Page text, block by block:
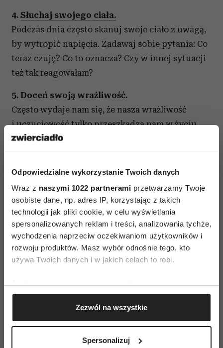
Odpowiedzialne wykorzystanie Twoich danych
Wraz z naszymi 1022 partnerami przetwarzamy Twoje
osobiste dane, np. adres IP, korzystając z takich
technologii jak pliki cookie, w celu wyświetlania
spersonalizowanych reklam i treści, analizowania tychże,
wychodzenia naprzeciw oczekiwaniom użytkowników i
rozwoju produktów. Masz wybór odnośnie tego, kto
używa Twoich danych i w jakich celach to robi.
Jeśli wyrazisz na to zgodę, chcielibyśmy również:
Gromadzić dane dotyczące Twojej lokalizacji
geograficznej z dokładnością nawet do kilku metrów
Identyfikować Twoje urządzenie, aktywnie
(fingerprinting, czyli wirtualny odcisk palca)
Zezwól na wszystkie
Spersonalizuj
4. Słuchaj swojego ciała.
Podczas dnia często skanuj swoje ciało z uwagą,
by wytropić napięcia. Zadawaj sobie pytania: Co
teraz czuję? Co to oznacza? Czy w innej sytuacji
też tak reagowałam?
5. Doceń swoją wrażliwość.
Często wydaje nam się, że nasza wrażliwość
i uczuciowość tylko przeszkadza nam w życiu.
Utożsamiamy ją ze słabością, niewygodą, zbytnią
miękkością. Jednak im ktoś bardziej jest otwarty
na swoją wrażliwość, tym lepiej słyszy swoją
6. Ćwicz umysł początkującego.Udawaj, że
widzisz coś po raz pierwszy. Rozmawiaj ze
znanym ci człowiekiem, jakbyś go widział po raz
pierwszy. Patrz na swoje miejsce zamieszkania,
jakbyś dopiero co tam przyjechał. Odwiąż się od
sposób pusty i zakorzeniony tylko w chwili
obecnej, nawiążesz połączenie z intuicją.